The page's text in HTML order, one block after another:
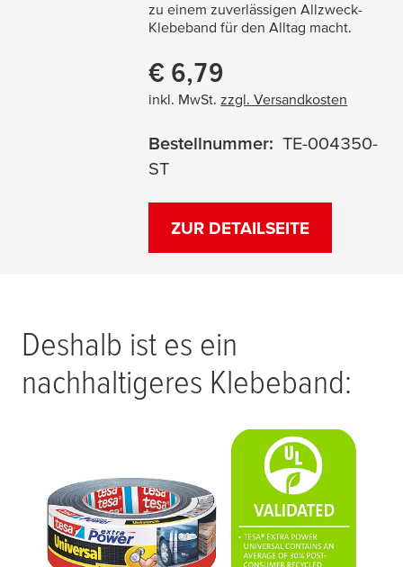
zu einem zuverlässigen Allzweck-
Klebeband für den Alltag macht.
Aktueller Preis:
€ 6,79
inkl. MwSt. zzgl. Versandkosten
Bestellnummer: TE-004350-
ST
ZUR DETAILSEITE
Deshalb ist es ein
nachhaltigeres Klebeband: